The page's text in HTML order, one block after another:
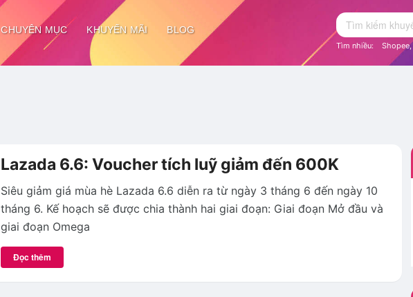
CHUYÊN MỤC KHUYẾN MÃI BLOG
Tìm nhiều: Shopee,
Lazada 6.6: Voucher tích luỹ giảm đến 600K
Siêu giảm giá mùa hè Lazada 6.6 diễn ra từ ngày 3 tháng 6 đến ngày 10
tháng 6. Kế hoạch sẽ được chia thành hai giai đoạn: Giai đoạn Mở đầu và
giai đoạn Omega
Đọc thêm